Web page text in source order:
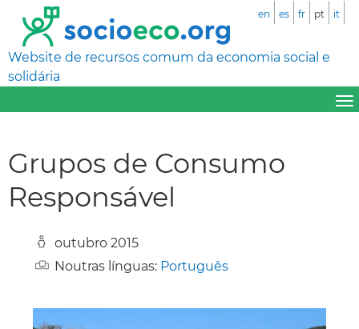
Website de recursos comum da economia social e
solidária
en es fr pt it
Grupos de Consumo
Responsável
outubro 2015
Noutras línguas: Português